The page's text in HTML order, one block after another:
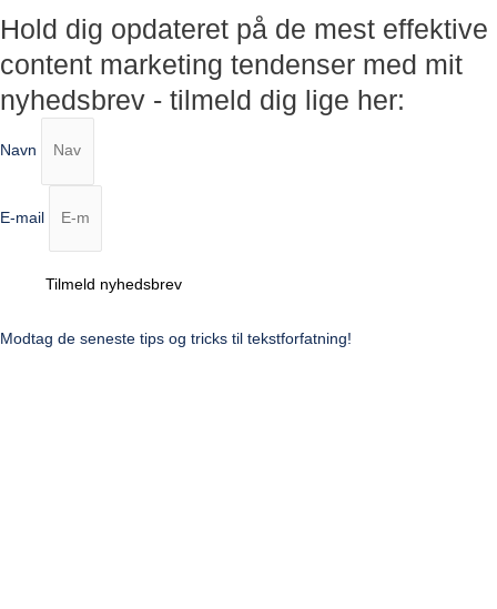
Hold dig opdateret på de mest effektive
content marketing tendenser med mit
nyhedsbrev - tilmeld dig lige her:
Navn
E-mail
Tilmeld nyhedsbrev
Modtag de seneste tips og tricks til tekstforfatning!